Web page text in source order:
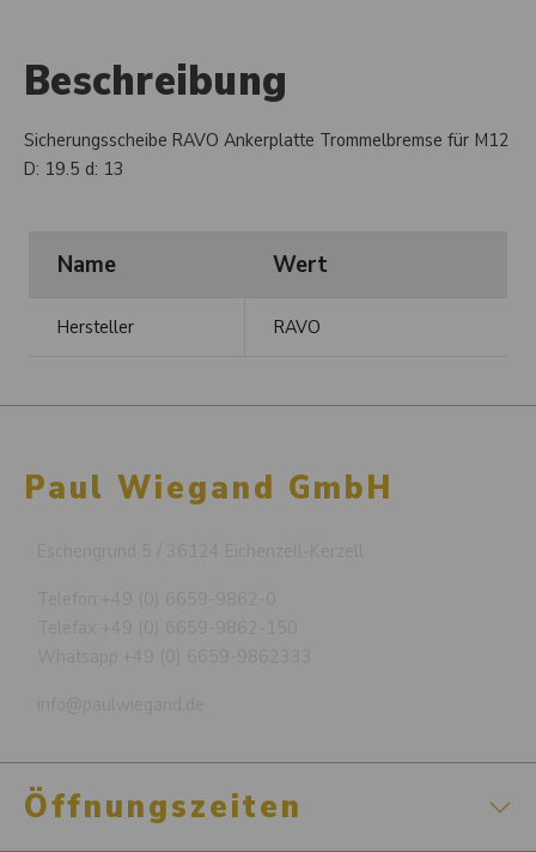
Beschreibung
Sicherungsscheibe RAVO Ankerplatte Trommelbremse für M12
D: 19.5 d: 13
Name Wert
Hersteller RAVO
Paul Wiegand GmbH
Öffnungszeiten